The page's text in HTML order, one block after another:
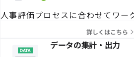
人事評価プロセスに合わせてワー
詳しくはこちら
データの集計・出力